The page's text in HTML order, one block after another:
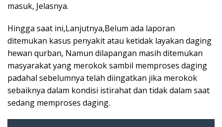
masuk, Jelasnya.
Hingga saat ini,Lanjutnya,Belum ada laporan
ditemukan kasus penyakit atau ketidak layakan daging
hewan qurban, Namun dilapangan masih ditemukan
masyarakat yang merokok sambil memproses daging
padahal sebelumnya telah diingatkan jika merokok
sebaiknya dalam kondisi istirahat dan tidak dalam saat
sedang memproses daging.